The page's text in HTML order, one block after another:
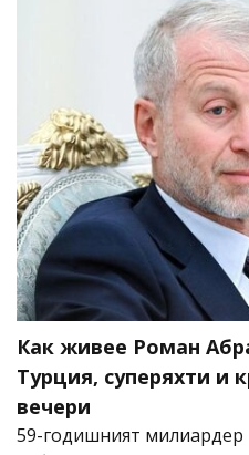
Как живее Роман
Турция, суперяхти и
вечери
59-годишният милиардер